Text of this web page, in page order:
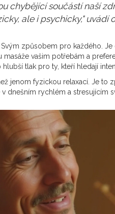
chybějící součástí naší
ale i psychicky," uvádí
způsobem pro každého. Je
vašim potřebám a
tlak pro ty, kteří hledají
jenom fyzickou relaxací. Je to
dnešním rychlém a stresujícím